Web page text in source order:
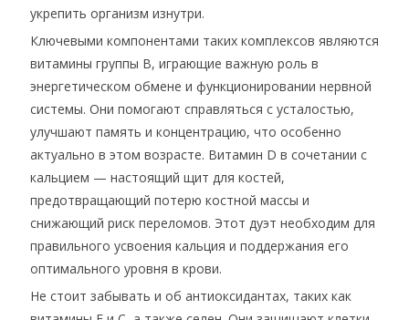
укрепить организм изнутри.
Ключевыми компонентами таких комплексов являются
витамины группы B, играющие важную роль в
энергетическом обмене и функционировании нервной
системы. Они помогают справляться с усталостью,
улучшают память и концентрацию, что особенно
актуально в этом возрасте. Витамин D в сочетании с
кальцием — настоящий щит для костей,
предотвращающий потерю костной массы и
снижающий риск переломов. Этот дуэт необходим для
правильного усвоения кальция и поддержания его
оптимального уровня в крови.
Не стоит забывать и об антиоксидантах, таких как